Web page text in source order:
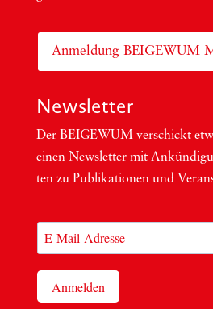
Anmeldung BEIGEWUM
Newsletter
Der BEIGEWUM ver­schickt
einen News­let­ter mit
ten zu Publi­ka­tio­nen und